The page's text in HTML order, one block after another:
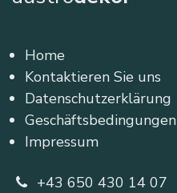
Home
Kontaktieren Sie uns
Datenschutzerklärung
Geschäftsbedingungen
Impressum
+43 650 430 14 07